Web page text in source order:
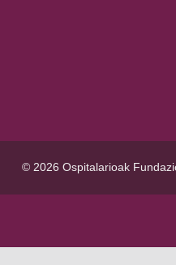
© 2026 Ospitalarioak